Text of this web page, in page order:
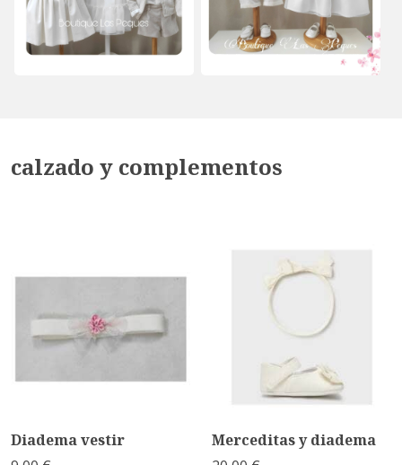
calzado y complementos
Diadema vestir
Merceditas y diadema